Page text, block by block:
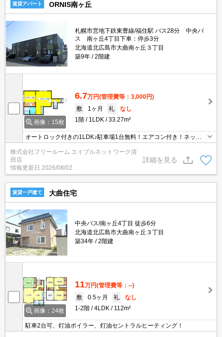
賃貸アパート ORNIS南ヶ丘
札幌市営地下鉄東豊線/福住駅 バス28分 中央バ
ス 南ヶ丘4丁目下車：停歩3分
北海道北広島市大曲南ヶ丘３丁目
築9年
2階建
画像：15枚
6.7万円(管理費等：3,000円)
敷
1ヶ月 礼
なし
1階
1LDK 33.27m²
オートロック付きの1LDK♪駐車場1台無料！エアコン付き！ネット
無料！
株式会社フリールーム エイブルネットワーク清
田店
情報更新日 2026/08/02
詳細を見る
賃貸一戸建て 大曲住宅
中央バス/南ヶ丘4丁目 徒歩6分
北海道北広島市大曲南ヶ丘３丁目
築34年
2階建
画像：24枚
11万円(管理費等：--)
敷
0.5ヶ月 礼
なし
1-2階
4LDK 112m²
駐車2台可、灯油ボイラー、灯油セントラルヒーティング！